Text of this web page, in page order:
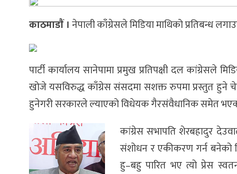
काठमाडाैं । नेपाली काँग्रेसले मिडिया माथिको प्रतिबन्ध
पार्टी कार्यालय सानेपामा प्रमुख प्रतिपक्षी दल कांग्रेसले
खोजे यसविरुद्ध काँग्रेस संसदमा सशक्त रुपमा प्रस्तुत हुने
हुनेगरी सरकारले ल्याएको विधेयक गैरसंवैधानिक समेत
कांग्रेस सभापति शेरबहादुर
संशोधन र एकीकरण गर्न बनेको
हु–बहु पारित भए त्यो प्रेस